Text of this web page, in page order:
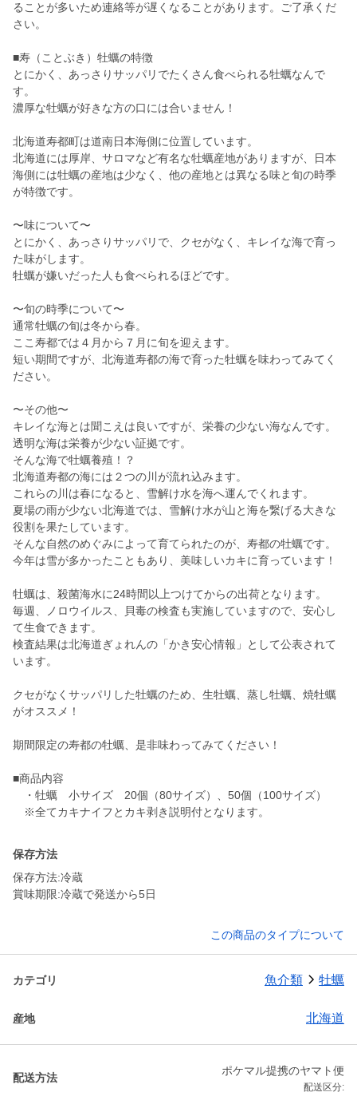
ることが多いため連絡等が遅くなることがあります。ご了承くだ
さい。
■寿（ことぶき）牡蠣の特徴
とにかく、あっさりサッパリでたくさん食べられる牡蠣なんで
す。
濃厚な牡蠣が好きな方の口には合いません！
北海道寿都町は道南日本海側に位置しています。
北海道には厚岸、サロマなど有名な牡蠣産地がありますが、日本
海側には牡蠣の産地は少なく、他の産地とは異なる味と旬の時季
が特徴です。
〜味について〜
とにかく、あっさりサッパリで、クセがなく、キレイな海で育っ
た味がします。
牡蠣が嫌いだった人も食べられるほどです。
〜旬の時季について〜
通常牡蠣の旬は冬から春。
ここ寿都では４月から７月に旬を迎えます。
短い期間ですが、北海道寿都の海で育った牡蠣を味わってみてく
ださい。
〜その他〜
キレイな海とは聞こえは良いですが、栄養の少ない海なんです。
透明な海は栄養が少ない証拠です。
そんな海で牡蠣養殖！？
北海道寿都の海には２つの川が流れ込みます。
これらの川は春になると、雪解け水を海へ運んでくれます。
夏場の雨が少ない北海道では、雪解け水が山と海を繋げる大きな
役割を果たしています。
そんな自然のめぐみによって育てられたのが、寿都の牡蠣です。
今年は雪が多かったこともあり、美味しいカキに育っています！
牡蠣は、殺菌海水に24時間以上つけてからの出荷となります。
毎週、ノロウイルス、貝毒の検査も実施していますので、安心し
て生食できます。
検査結果は北海道ぎょれんの「かき安心情報」として公表されて
います。
クセがなくサッパリした牡蠣のため、生牡蠣、蒸し牡蠣、焼牡蠣
がオススメ！
期間限定の寿都の牡蠣、是非味わってみてください！
■商品内容
・牡蠣 小サイズ 20個（80サイズ）、50個（100サイズ）
※全てカキナイフとカキ剥き説明付となります。
保存方法
保存方法:冷蔵
賞味期限:冷蔵で発送から5日
この商品のタイプについて
カテゴリ 魚介類 牡蠣
産地 北海道
配送方法
ポケマル提携のヤマト便
配送区分: